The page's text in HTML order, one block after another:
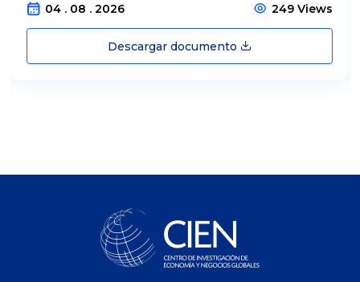
04 . 08 . 2026 249 Views
Descargar documento